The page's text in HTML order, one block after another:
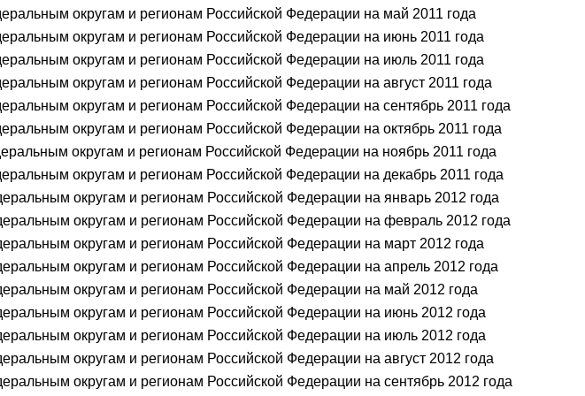
округам и регионам Российской Федерации на май 2011 года
округам и регионам Российской Федерации на июнь 2011 года
округам и регионам Российской Федерации на июль 2011 года
округам и регионам Российской Федерации на август 2011 года
округам и регионам Российской Федерации на сентябрь 2011 года
округам и регионам Российской Федерации на октябрь 2011 года
округам и регионам Российской Федерации на ноябрь 2011 года
округам и регионам Российской Федерации на декабрь 2011 года
округам и регионам Российской Федерации на январь 2012 года
округам и регионам Российской Федерации на февраль 2012 года
округам и регионам Российской Федерации на март 2012 года
округам и регионам Российской Федерации на апрель 2012 года
округам и регионам Российской Федерации на май 2012 года
округам и регионам Российской Федерации на июнь 2012 года
округам и регионам Российской Федерации на июль 2012 года
округам и регионам Российской Федерации на август 2012 года
округам и регионам Российской Федерации на сентябрь 2012 года